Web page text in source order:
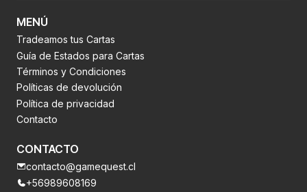
MENÚ
Tradeamos tus Cartas
Guía de Estados para Cartas
Términos y Condiciones
Políticas de devolución
Política de privacidad
Contacto
CONTACTO
contacto@gamequest.cl
+56989608169